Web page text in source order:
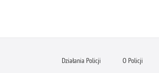
Działania Policji O Policji